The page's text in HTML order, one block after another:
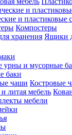
и пластиковые
Компостеры
Ящики
баки
Костровые
мебели